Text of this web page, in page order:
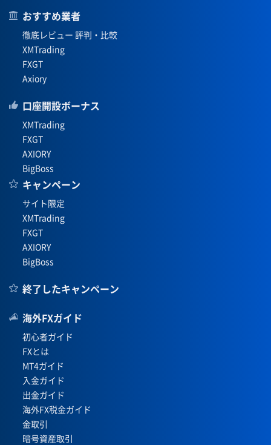
おすすめ業者
徹底レビュー 評判・比較
XMTrading
FXGT
Axiory
口座開設ボーナス
XMTrading
FXGT
AXIORY
BigBoss
キャンペーン
サイト限定
XMTrading
FXGT
AXIORY
BigBoss
終了したキャンペーン
海外FXガイド
初心者ガイド
FXとは
MT4ガイド
入金ガイド
出金ガイド
海外FX税金ガイド
金取引
暗号資産取引